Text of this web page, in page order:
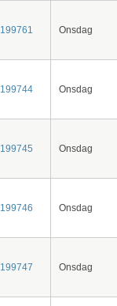
199761 Onsdag
199744 Onsdag
199745 Onsdag
199746 Onsdag
199747 Onsdag